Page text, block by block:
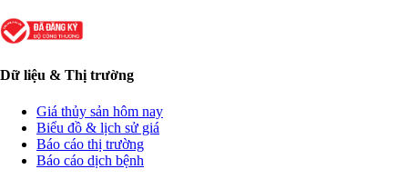
Dữ liệu & Thị trường
Giá thủy sản hôm nay
Biểu đồ & lịch sử giá
Báo cáo thị trường
Báo cáo dịch bệnh